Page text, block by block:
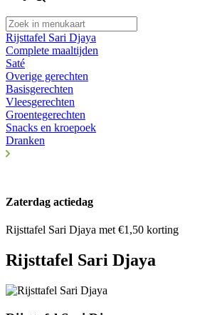
Rijsttafel Sari Djaya
Complete maaltijden
Saté
Overige gerechten
Basisgerechten
Vleesgerechten
Groentegerechten
Snacks en kroepoek
Dranken
Zaterdag actiedag
Rijsttafel Sari Djaya met €1,50 korting
Rijsttafel Sari Djaya